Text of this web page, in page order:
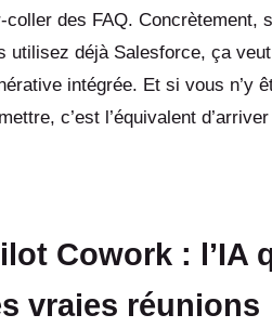
des FAQ. Concrètement,
utilisez déjà Salesforce, ça
intégrée. Et si vous n’y
c’est l’équivalent
Cowork : l’IA
vraies réunions